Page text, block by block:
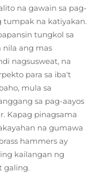
na gawain sa pag-
tumpak na katiyakan.
tungkol sa
nila ang mas
nagsusweat, na
para sa iba't
mula sa
sa pag-aayos
Kapag pinagsama
na gumawa
hammers ay
kailangan ng
galing.